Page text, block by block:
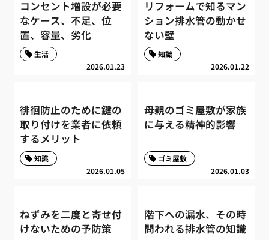
コンセント増設が必要
なケース、不足、位
置、容量、劣化
2026.01.23
生活
リフォームで知るマン
ション排水管の動かせ
ない壁
2026.01.22
知識
徘徊防止のために鍵の
取り付けを業者に依頼
するメリット
2026.01.05
知識
母親のゴミ屋敷が家族
に与える精神的影響
2026.01.03
ゴミ屋敷
ねずみを二度と寄せ付
けないための予防策
階下への漏水、その時
問われる排水管の知識